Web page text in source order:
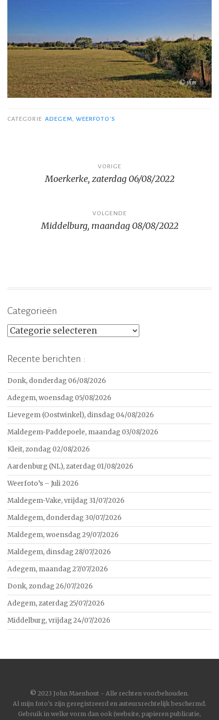
CATEGORIE ADEGEM, WEERFOTO'S
navigatie
VORIGE
Moerkerke, zaterdag 06/08/2022
VOLGENDE
Middelburg, maandag 08/08/2022
Categorieën
Categorieën
Recente berichten :
Donk, donderdag 06/08/2026
Adegem, woensdag 05/08/2026
Lievegem (Oostwinkel), dinsdag 04/08/2026
Maldegem-Paddepoele, maandag 03/08/2026
Kleit, zondag 02/08/2026
Aardenburg (NL), zaterdag 01/08/2026
Weerfoto’s – Juli 2026
Maldegem-Vake, vrijdag 31/07/2026
Maldegem, donderdag 30/07/2026
Maldegem, woensdag 29/07/2026
Maldegem, dinsdag 28/07/2026
Adegem, maandag 27/07/2026
Donk, zondag 26/07/2026
Adegem, zaterdag 25/07/2026
Middelburg, vrijdag 24/07/2026
© 2023 John Maenhout - Alle rechten voorbehouden.
Al mijn foto's zijn geregistreerd en auteursrechtelijk beschermd.
Gebruik in welke vorm dan ook (website, papieren publicatie,